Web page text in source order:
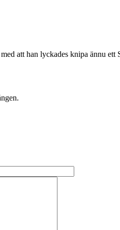
att han lyckades knipa ännu